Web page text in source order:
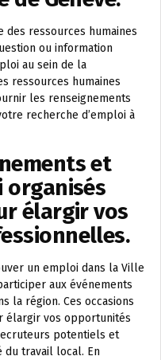
des ressources humaines
ou information
au sein de la
ressources humaines
les renseignements
recherche d’emploi à
et
organisés
élargir vos
un emploi dans la Ville
aux événements
la région. Ces occasions
élargir vos opportunités
potentiels et
du travail local. En